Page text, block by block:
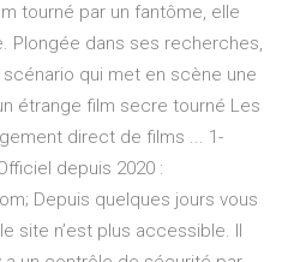
tourné par un fantôme, elle
Plongée dans ses recherches,
qui met en scène une
étrange film secre tourné Les
direct de films ... 1-
depuis 2020 :
Depuis quelques jours vous
site n’est plus accessible. Il